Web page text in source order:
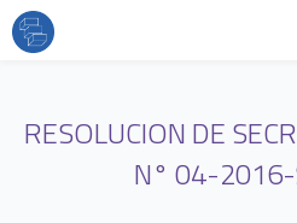
RESOLUCION DE
N° 04-2016-